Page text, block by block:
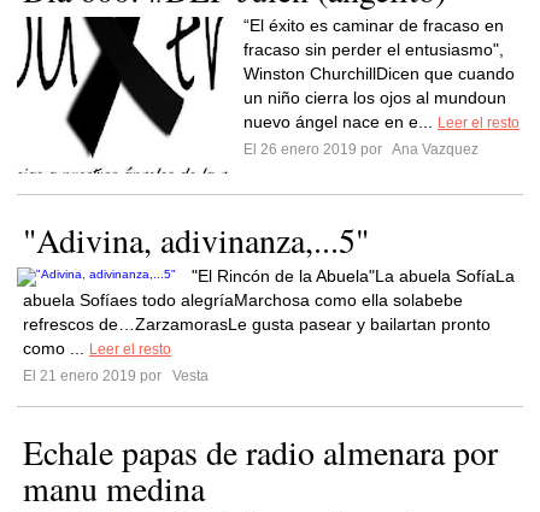
“El éxito es caminar de fracaso en
fracaso sin perder el entusiasmo",
Winston ChurchillDicen que cuando
un niño cierra los ojos al mundoun
nuevo ángel nace en e...
Leer el resto
El 26 enero 2019 por Ana Vazquez
"Adivina, adivinanza,...5"
"El Rincón de la Abuela"La abuela SofíaLa
abuela Sofíaes todo alegríaMarchosa como ella solabebe
refrescos de…ZarzamorasLe gusta pasear y bailartan pronto
como ...
Leer el resto
El 21 enero 2019 por
Vesta
Echale papas de radio almenara por
manu medina